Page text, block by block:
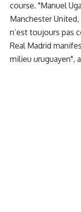
course. "Manuel
Manchester
n’est toujours pas
Real Madrid
milieu uruguayen",